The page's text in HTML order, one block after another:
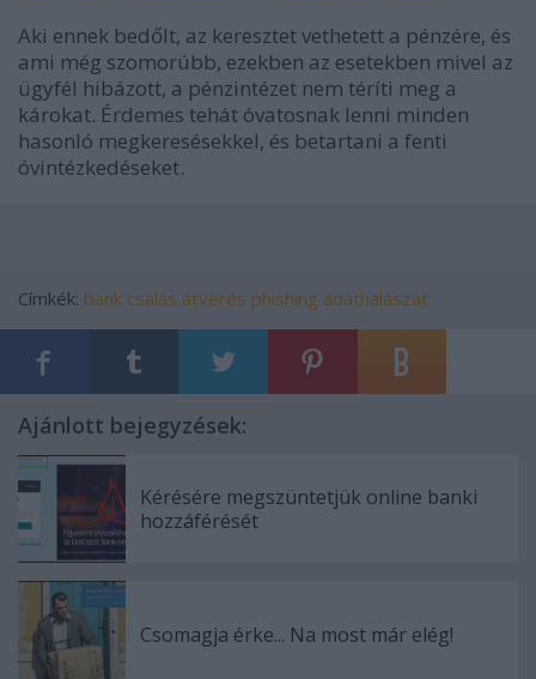
Aki ennek bedőlt, az keresztet vethetett a pénzére, és
ami még szomorúbb, ezekben az esetekben mivel az
ügyfél hibázott, a pénzintézet nem téríti meg a
károkat. Érdemes tehát óvatosnak lenni minden
hasonló megkeresésekkel, és betartani a fenti
óvintézkedéseket.
Címkék: bank csalás átverés phishing adathalászat
Ajánlott bejegyzések:
Kérésére megszüntetjük online banki
hozzáférését
Csomagja érke... Na most már elég!